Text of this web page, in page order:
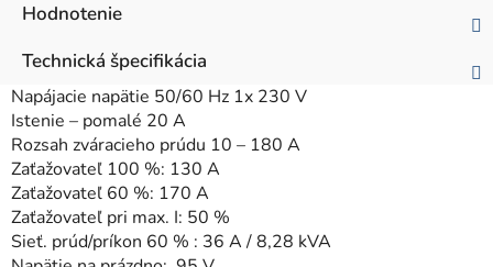
Hodnotenie
Technická špecifikácia
Napájacie napätie 50/60 Hz 1x 230 V
Istenie – pomalé 20 A
Rozsah zváracieho prúdu 10 – 180 A
Zaťažovateľ 100 %: 130 A
Zaťažovateľ 60 %: 170 A
Zaťažovateľ pri max. I: 50 %
Sieť. prúd/príkon 60 % : 36 A / 8,28 kVA